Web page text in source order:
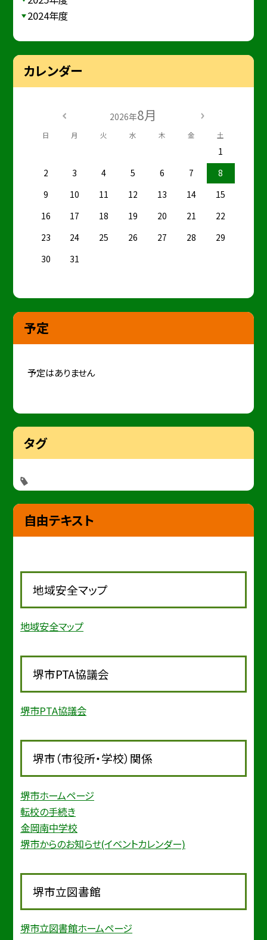
2024年度
カレンダー
2026年8月
日 月 火 水 木 金 土
1
2
3 4 5 6 7
8
9
10 11 12 13 14
15
16
17 18 19 20 21
22
23
24 25 26 27 28
29
30
31
予定
予定はありません
タグ
自由テキスト
地域安全マップ
地域安全マップ
堺市PTA協議会
堺市PTA協議会
堺市（市役所・学校）関係
堺市ホームページ
転校の手続き
金岡南中学校
堺市からのお知らせ(イベントカレンダー)
堺市立図書館
堺市立図書館ホームページ